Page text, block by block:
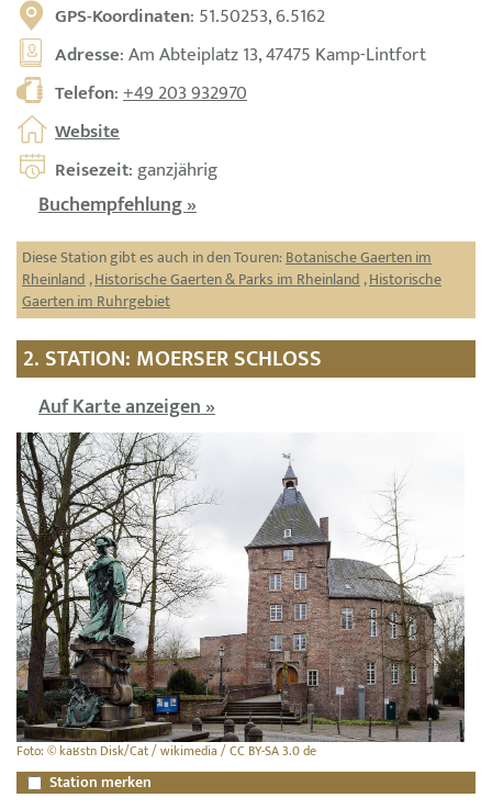
GPS-Koordinaten: 51.50253, 6.5162
Adresse: Am Abteiplatz 13, 47475 Kamp-Lintfort
Telefon:+49 203 932970
Website
Reisezeit: ganzjährig
Buchempfehlung »
Diese Station gibt es auch in den Touren:Botanische Gaerten im
Rheinland,Historische Gaerten & Parks im Rheinland,Historische
Gaerten im Ruhrgebiet
2. STATION: MOERSER SCHLOSS
Auf Karte anzeigen »
Foto: © kaʁstn Disk/Cat / wikimedia / CC BY-SA 3.0 de
Station merken